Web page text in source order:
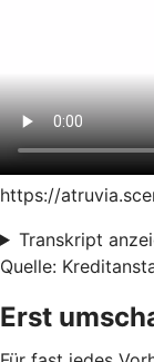
https://
Transkript
Quelle:
Erst